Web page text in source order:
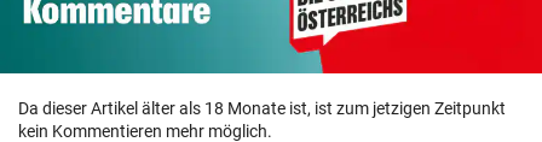
Da dieser Artikel älter als 18 Monate ist, ist zum jetzigen Zeitpunkt
kein Kommentieren mehr möglich.